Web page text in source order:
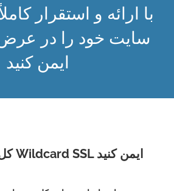
با ارائه و استقرار
سایت خود را در عرض
ایمن کنید
کل سایت خود را با Wildcard SSL ایمن کنید